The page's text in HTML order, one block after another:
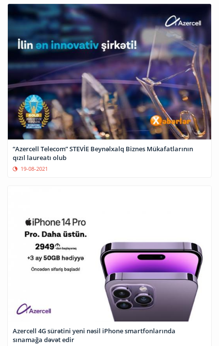
“Azercell Telecom” STEVİE Beynəlxalq Biznes Mükafatlarının
qızıl laureatı olub
19-08-2021
Azercell 4G sürətini yeni nəsil iPhone smartfonlarında
sınamağa dəvət edir